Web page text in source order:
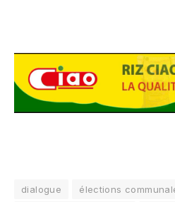
dialogue
élections